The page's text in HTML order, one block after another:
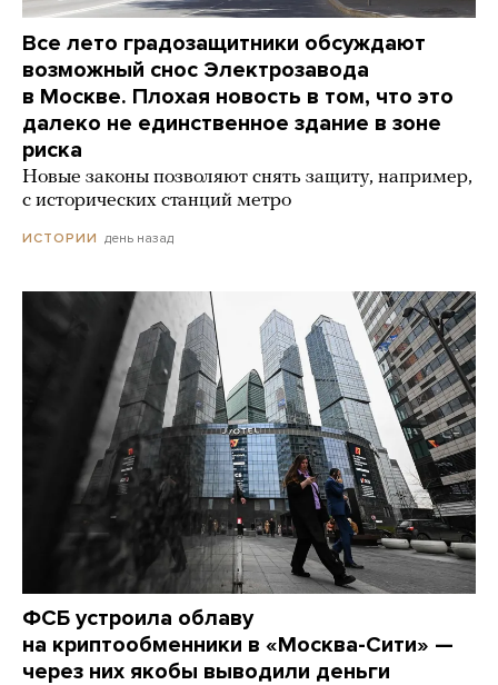
Все лето градозащитники обсуждают
возможный снос Электрозавода
в Москве. Плохая новость в том, что это
далеко не единственное здание в зоне
риска
Новые законы позволяют снять защиту, например,
с исторических станций метро
ИСТОРИИ день назад
ФСБ устроила облаву
на криптообменники в «Москва-Сити» —
через них якобы выводили деньги